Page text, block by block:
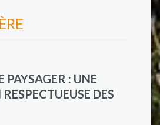
PAYSAGER : UNE
DES